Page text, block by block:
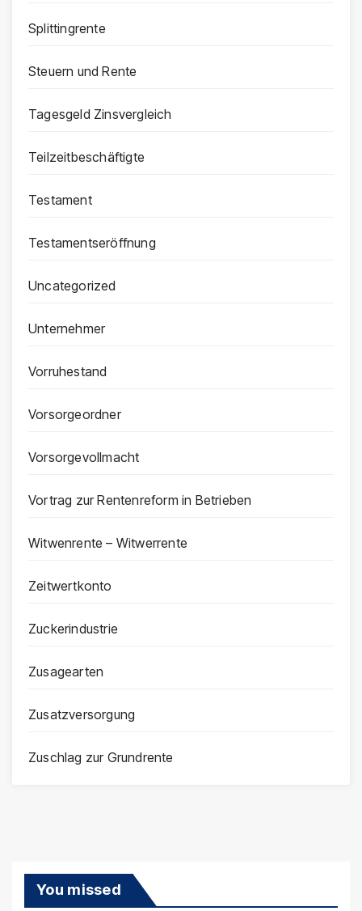
Splittingrente
Steuern und Rente
Tagesgeld Zinsvergleich
Teilzeitbeschäftigte
Testament
Testamentseröffnung
Uncategorized
Unternehmer
Vorruhestand
Vorsorgeordner
Vorsorgevollmacht
Vortrag zur Rentenreform in Betrieben
Witwenrente – Witwerrente
Zeitwertkonto
Zuckerindustrie
Zusagearten
Zusatzversorgung
Zuschlag zur Grundrente
You missed